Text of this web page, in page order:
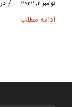
نوامبر 2, 2022 / در
ادامه مطلب